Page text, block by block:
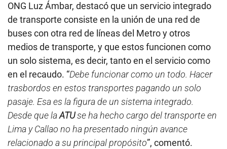
ONG Luz Ámbar, destacó que un servicio integrado
de transporte consiste en la unión de una red de
buses con otra red de líneas del Metro y otros
medios de transporte, y que estos funcionen como
un solo sistema, es decir, tanto en el servicio como
en el recaudo. “Debe funcionar como un todo. Hacer
trasbordos en estos transportes pagando un solo
pasaje. Esa es la figura de un sistema integrado.
Desde que laATUse ha hecho cargo del transporte en
Lima y Callao no ha presentado ningún avance
relacionado a su principal propósito”, comentó.